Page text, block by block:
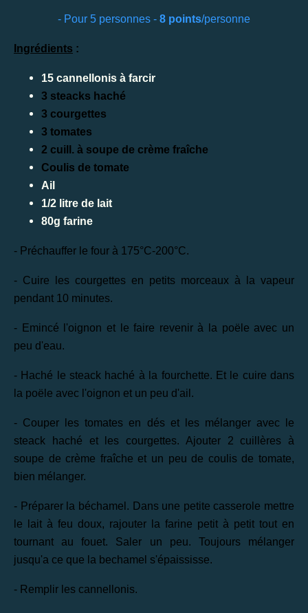
- Pour 5 personnes - 8 points/personne
Ingrédients :
15 cannellonis à farcir
3 steacks haché
3 courgettes
3 tomates
2 cuill. à soupe de crème fraîche
Coulis de tomate
Ail
1/2 litre de lait
80g farine
- Préchauffer le four à 175°C-200°C.
- Cuire les courgettes en petits morceaux à la vapeur
pendant 10 minutes.
- Emincé l'oignon et le faire revenir à la poële avec un
peu d'eau.
- Haché le steack haché à la fourchette. Et le cuire dans
la poële avec l'oignon et un peu d'ail.
- Couper les tomates en dés et les mélanger avec le
steack haché et les courgettes. Ajouter 2 cuillères à
soupe de crème fraîche et un peu de coulis de tomate,
bien mélanger.
- Préparer la béchamel. Dans une petite casserole mettre
le lait à feu doux, rajouter la farine petit à petit tout en
tournant au fouet. Saler un peu. Toujours mélanger
jusqu'a ce que la bechamel s'épaississe.
- Remplir les cannellonis.